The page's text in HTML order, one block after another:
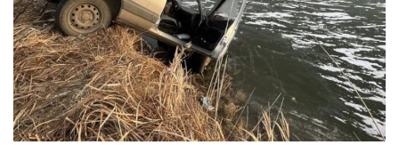
Чек-лист
РАЗВЛЕЧЕНИЯ
OFFICIAL